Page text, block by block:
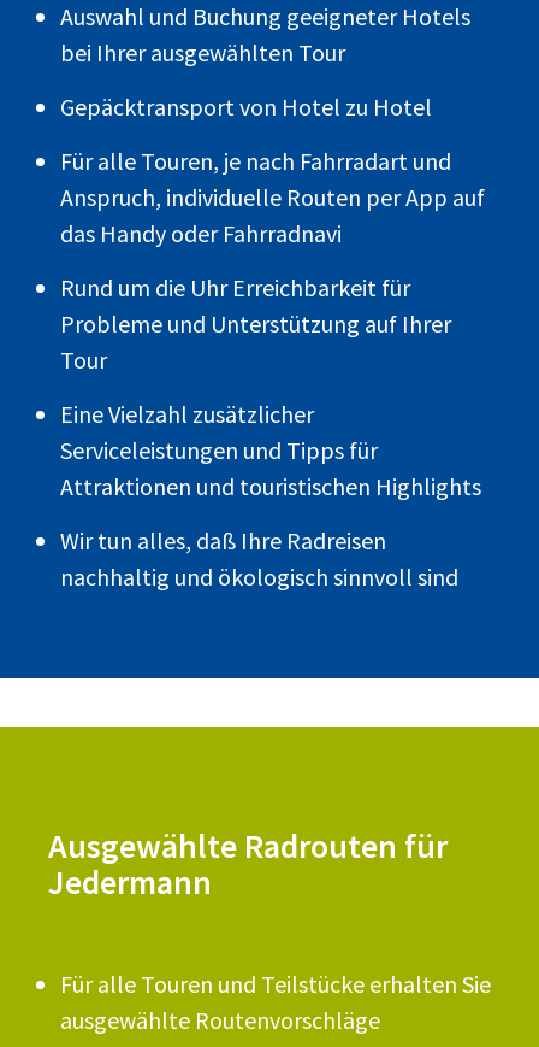
Auswahl und Buchung geeigneter Hotels
bei Ihrer ausgewählten Tour
Gepäcktransport von Hotel zu Hotel
Für alle Touren, je nach Fahrradart und
Anspruch, individuelle Routen per App auf
das Handy oder Fahrradnavi
Rund um die Uhr Erreichbarkeit für
Probleme und Unterstützung auf Ihrer
Tour
Eine Vielzahl zusätzlicher
Serviceleistungen und Tipps für
Attraktionen und touristischen Highlights
Wir tun alles, daß Ihre Radreisen
nachhaltig und ökologisch sinnvoll sind
Ausgewählte Radrouten für
Jedermann
Für alle Touren und Teilstücke erhalten Sie
ausgewählte Routenvorschläge